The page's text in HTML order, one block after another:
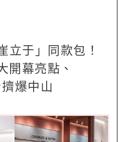
立于」同款包！
開幕亮點、
爆中山